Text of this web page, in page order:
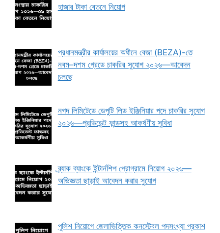
হাজার টাকা বেতনে নিয়োগ
প্রধানমন্ত্রীর কার্যালয়ের অধীনে বেজা (BEZA)-তে
নবম–দশম গ্রেডে চাকরির সুযোগ ২০২৬—আবেদন
চলছে
নগদ লিমিটেডে ডেপুটি লিড ইঞ্জিনিয়ার পদে চাকরির সুযোগ
২০২৬—প্রভিডেন্ট ফান্ডসহ আকর্ষণীয় সুবিধা
ব্র্যাক ব্যাংকে ইন্টার্নশিপ প্রোগ্রামে নিয়োগ ২০২৬—
অভিজ্ঞতা ছাড়াই আবেদন করার সুযোগ
পুলিশ নিয়োগে জেলাভিত্তিক কনস্টেবল পদসংখ্যা প্রকাশ